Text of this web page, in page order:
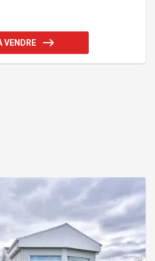
bains (dont 1 atenante à la
double et entrée en pavé
Située dans un secteur
VENDRE